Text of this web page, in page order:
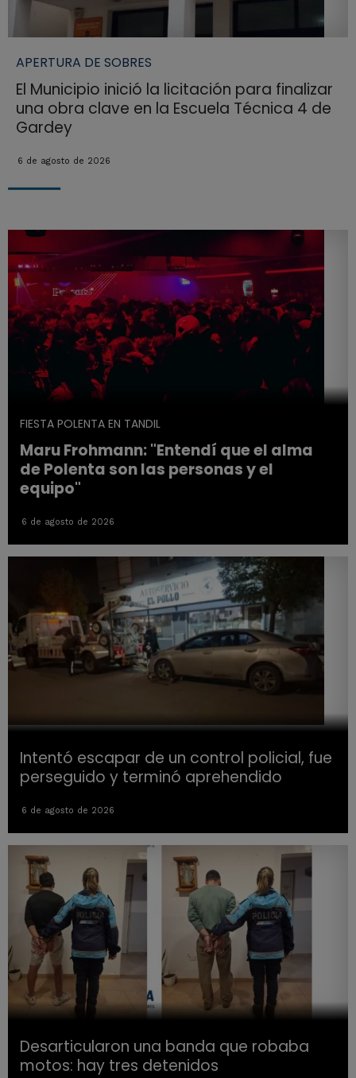
APERTURA DE SOBRES
El Municipio inició la licitación para finalizar
una obra clave en la Escuela Técnica 4 de
Gardey
6 de agosto de 2026
FIESTA POLENTA EN TANDIL
Maru Frohmann: "Entendí que el alma
de Polenta son las personas y el
equipo"
6 de agosto de 2026
Intentó escapar de un control policial, fue
perseguido y terminó aprehendido
6 de agosto de 2026
Desarticularon una banda que robaba
motos: hay tres detenidos